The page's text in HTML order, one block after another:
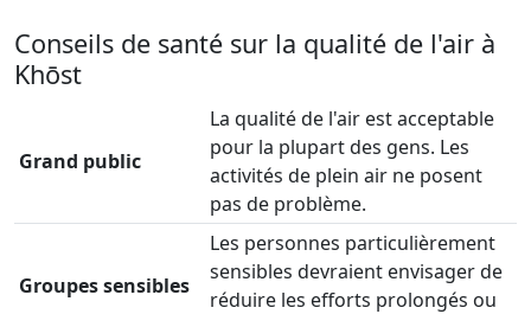
Conseils de santé sur la qualité de l'air à
Khōst
Grand public
La qualité de l'air est acceptable
pour la plupart des gens. Les
activités de plein air ne posent
pas de problème.
Groupes sensibles
Les personnes particulièrement
sensibles devraient envisager de
réduire les efforts prolongés ou